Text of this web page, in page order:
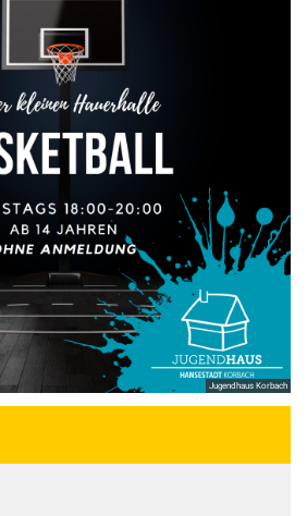
Jugendhaus Korbach